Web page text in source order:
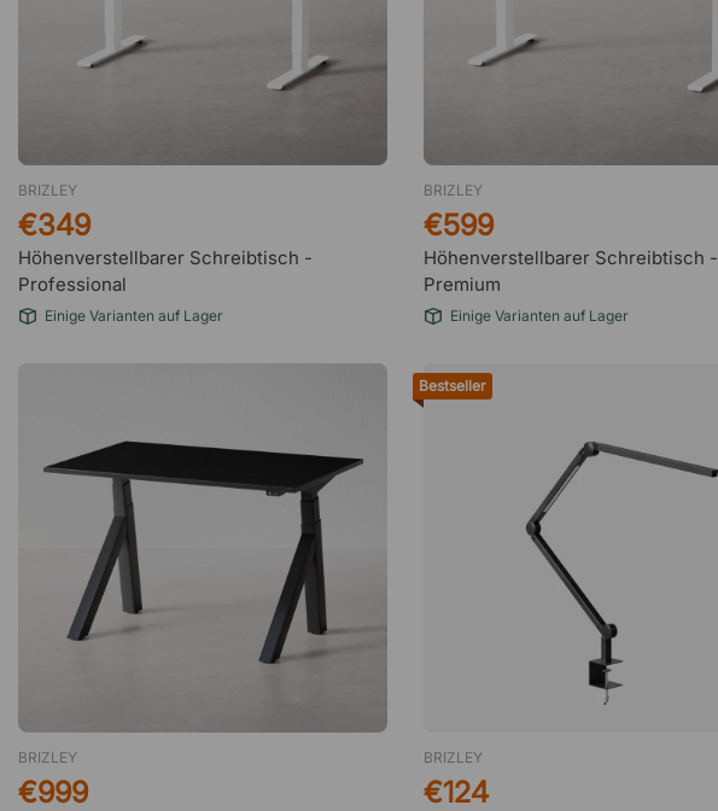
BRIZLEY
Höhenverstellbarer Schreibtisch -
Professional
€349
Einige Varianten auf Lager
BRIZLEY
Höhenverstellbarer Schreibtisch -
Premium
€599
Einige Varianten auf Lager
BRIZLEY
€999
Bestseller
BRIZLEY
€124